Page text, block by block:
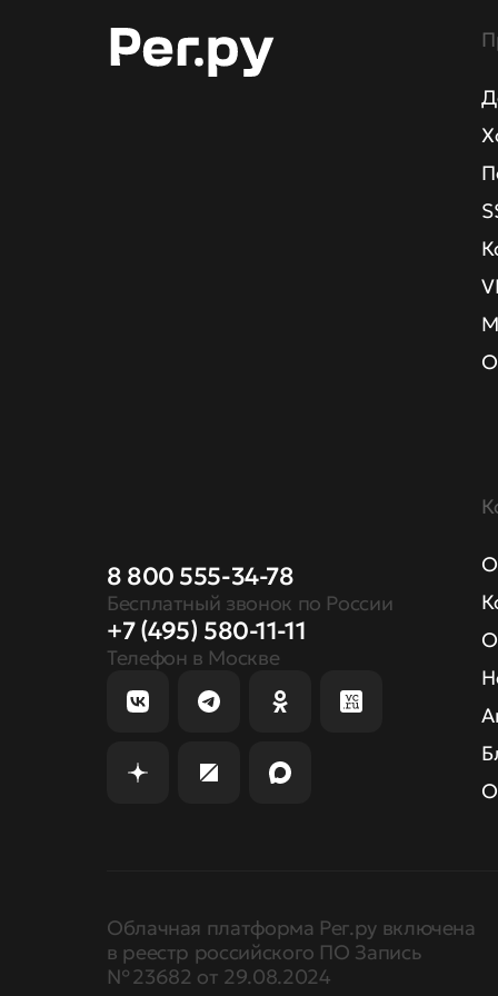
8 800 555-34-78
Бесплатный звонок по России
+7 (495) 580-11-11
Телефон в Москве
Облачная платформа Рег.ру включена
в реестр российского ПО Запись
№ 23682 от 29.08.2024